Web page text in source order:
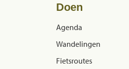
Doen
Agenda
Wandelingen
Fietsroutes